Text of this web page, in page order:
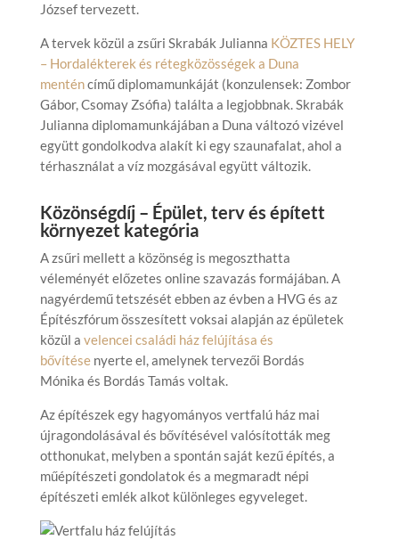
József tervezett.
A tervek közül a zsűri Skrabák Julianna KÖZTES HELY
– Hordalékterek és rétegközösségek a Duna
menténcímű diplomamunkáját (konzulensek: Zombor
Gábor, Csomay Zsófia) találta a legjobbnak. Skrabák
Julianna diplomamunkájában a Duna változó vizével
együtt gondolkodva alakít ki egy szaunafalat, ahol a
térhasználat a víz mozgásával együtt változik.
Közönségdíj – Épület, terv és épített
környezet kategória
A zsűri mellett a közönség is megoszthatta
véleményét előzetes online szavazás formájában. A
nagyérdemű tetszését ebben az évben a HVG és az
Építészfórum összesített voksai alapján az épületek
közül a velencei családi ház felújítása és
bővítésenyerte el, amelynek tervezői Bordás
Mónika és Bordás Tamás voltak.
Az építészek egy hagyományos vertfalú ház mai
újragondolásával és bővítésével valósították meg
otthonukat, melyben a spontán saját kezű építés, a
műépítészeti gondolatok és a megmaradt népi
építészeti emlék alkot különleges egyveleget.